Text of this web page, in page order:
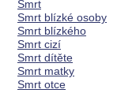
Smrt
Smrt blízké osoby
Smrt blízkého
Smrt cizí
Smrt dítěte
Smrt matky
Smrt otce